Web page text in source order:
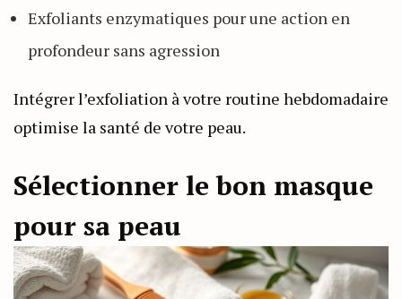
Exfoliants enzymatiques pour une action en
profondeur sans agression
Intégrer l’exfoliation à votre routine hebdomadaire
optimise la santé de votre peau.
Sélectionner le bon masque
pour sa peau